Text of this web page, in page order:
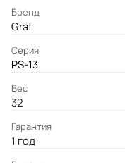
Бренд
Graf
Серия
PS-13
Вес
32
Гарантия
1 год